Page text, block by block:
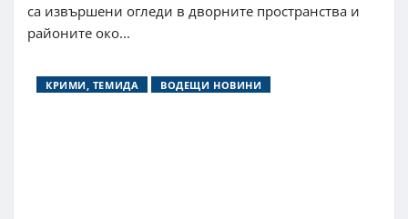
са извършени огледи в дворните пространства и
районите око...
КРИМИ, ТЕМИДА ВОДЕЩИ НОВИНИ